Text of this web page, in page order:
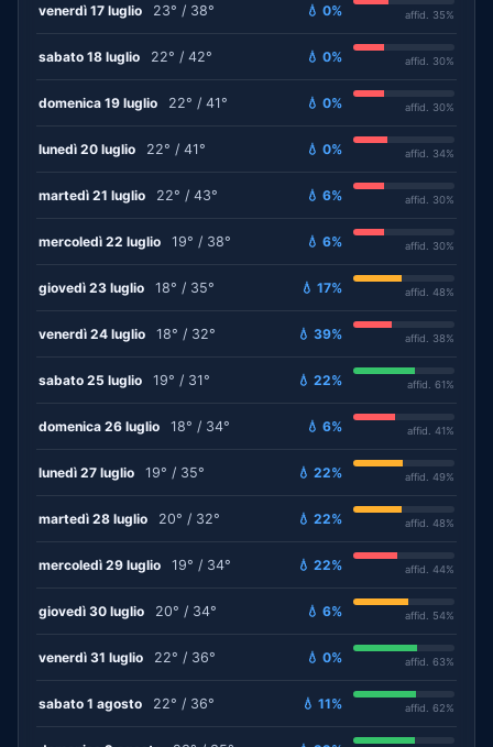
venerdì 17 luglio 23° / 38° 💧 0% affid. 35%
sabato 18 luglio 22° / 42° 💧 0% affid. 30%
domenica 19 luglio 22° / 41° 💧 0% affid. 30%
lunedì 20 luglio 22° / 41° 💧 0% affid. 34%
martedì 21 luglio 22° / 43° 💧 6% affid. 30%
mercoledì 22 luglio 19° / 38° 💧 6% affid. 30%
giovedì 23 luglio 18° / 35° 💧 17% affid. 48%
venerdì 24 luglio 18° / 32° 💧 39% affid. 38%
sabato 25 luglio 19° / 31° 💧 22% affid. 61%
domenica 26 luglio 18° / 34° 💧 6% affid. 41%
lunedì 27 luglio 19° / 35° 💧 22% affid. 49%
martedì 28 luglio 20° / 32° 💧 22% affid. 48%
mercoledì 29 luglio 19° / 34° 💧 22% affid. 44%
giovedì 30 luglio 20° / 34° 💧 6% affid. 54%
venerdì 31 luglio 22° / 36° 💧 0% affid. 63%
sabato 1 agosto 22° / 36° 💧 11% affid. 62%